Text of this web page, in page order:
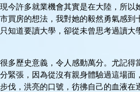
許多就業機會其實是在大陸，所以
買房的想法，我對她的毅然勇氣感到
知道要讀大學，卻從未曾思考過讀大
多歷史意義，令人感動萬分。尤記得
緊張，因為從沒有親身體驗過這場面
伐，洪亮的口號，彷彿自己的血液在